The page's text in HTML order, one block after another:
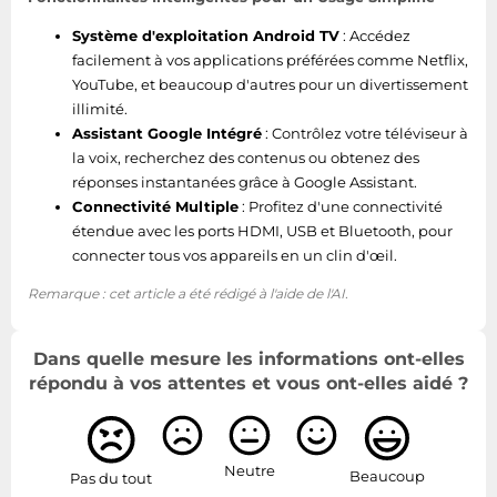
Hauteur du colis 1125 mm
Poids du paquet 36,3 kg
Détails techniques
Mémoire interne 64000 Mo
Caractéristiques spéciales
(AV/TV)
288Hz Game Accelerator, AiPQ
Atmos®, Dolby Vision™, HDR
(High Dynamic Range), T-cast
Caractéristiques de gestion
Système d'exploitation Android TV: Accédez
facilement à vos applications préférées comme Netflix,
YouTube, et beaucoup d'autres pour un divertissement
illimité.
Assistant Google Intégré: Contrôlez votre téléviseur à
la voix, recherchez des contenus ou obtenez des
réponses instantanées grâce à Google Assistant.
Connectivité Multiple: Profitez d'une connectivité
étendue avec les ports HDMI, USB et Bluetooth, pour
connecter tous vos appareils en un clin d'œil.
Remarque : cet article a été rédigé à l'aide de l'AI.
Dans quelle mesure les informations ont-elles
répondu à vos attentes et vous ont-elles aidé ?
Pas du tout Neutre Beaucoup